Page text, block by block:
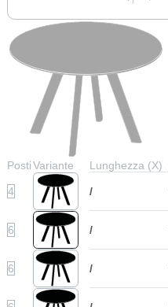
PostiVariante Lunghezza (X)
4 /
6 /
6 /